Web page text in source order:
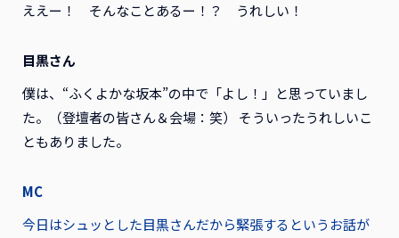
ええー！ そんなことあるー！？ うれしい！
目黒さん
僕は、“ふくよかな坂本”の中で「よし！」と思っていまし
た。（登壇者の皆さん＆会場：笑） そういったうれしいこ
ともありました。
MC
今日はシュッとした目黒さんだから緊張するというお話が